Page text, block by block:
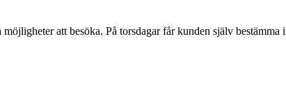
att besöka. På torsdagar får kunden själv bestämma